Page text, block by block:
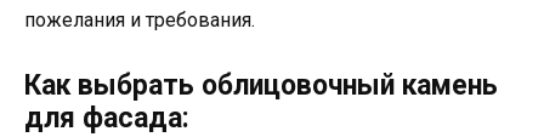
пожелания и требования.
Как выбрать облицовочный камень
для фасада: